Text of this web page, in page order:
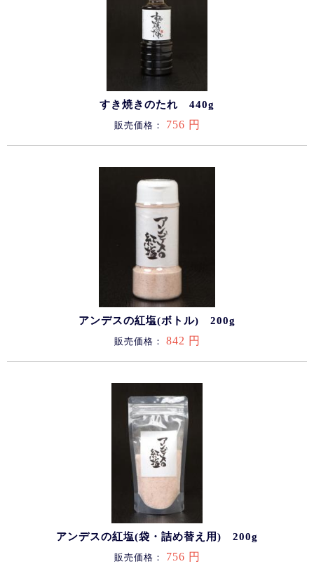
すき焼きのたれ 440g
販売価格： 756 円
アンデスの紅塩(ボトル) 200g
販売価格： 842 円
アンデスの紅塩(袋・詰め替え用) 200g
販売価格： 756 円